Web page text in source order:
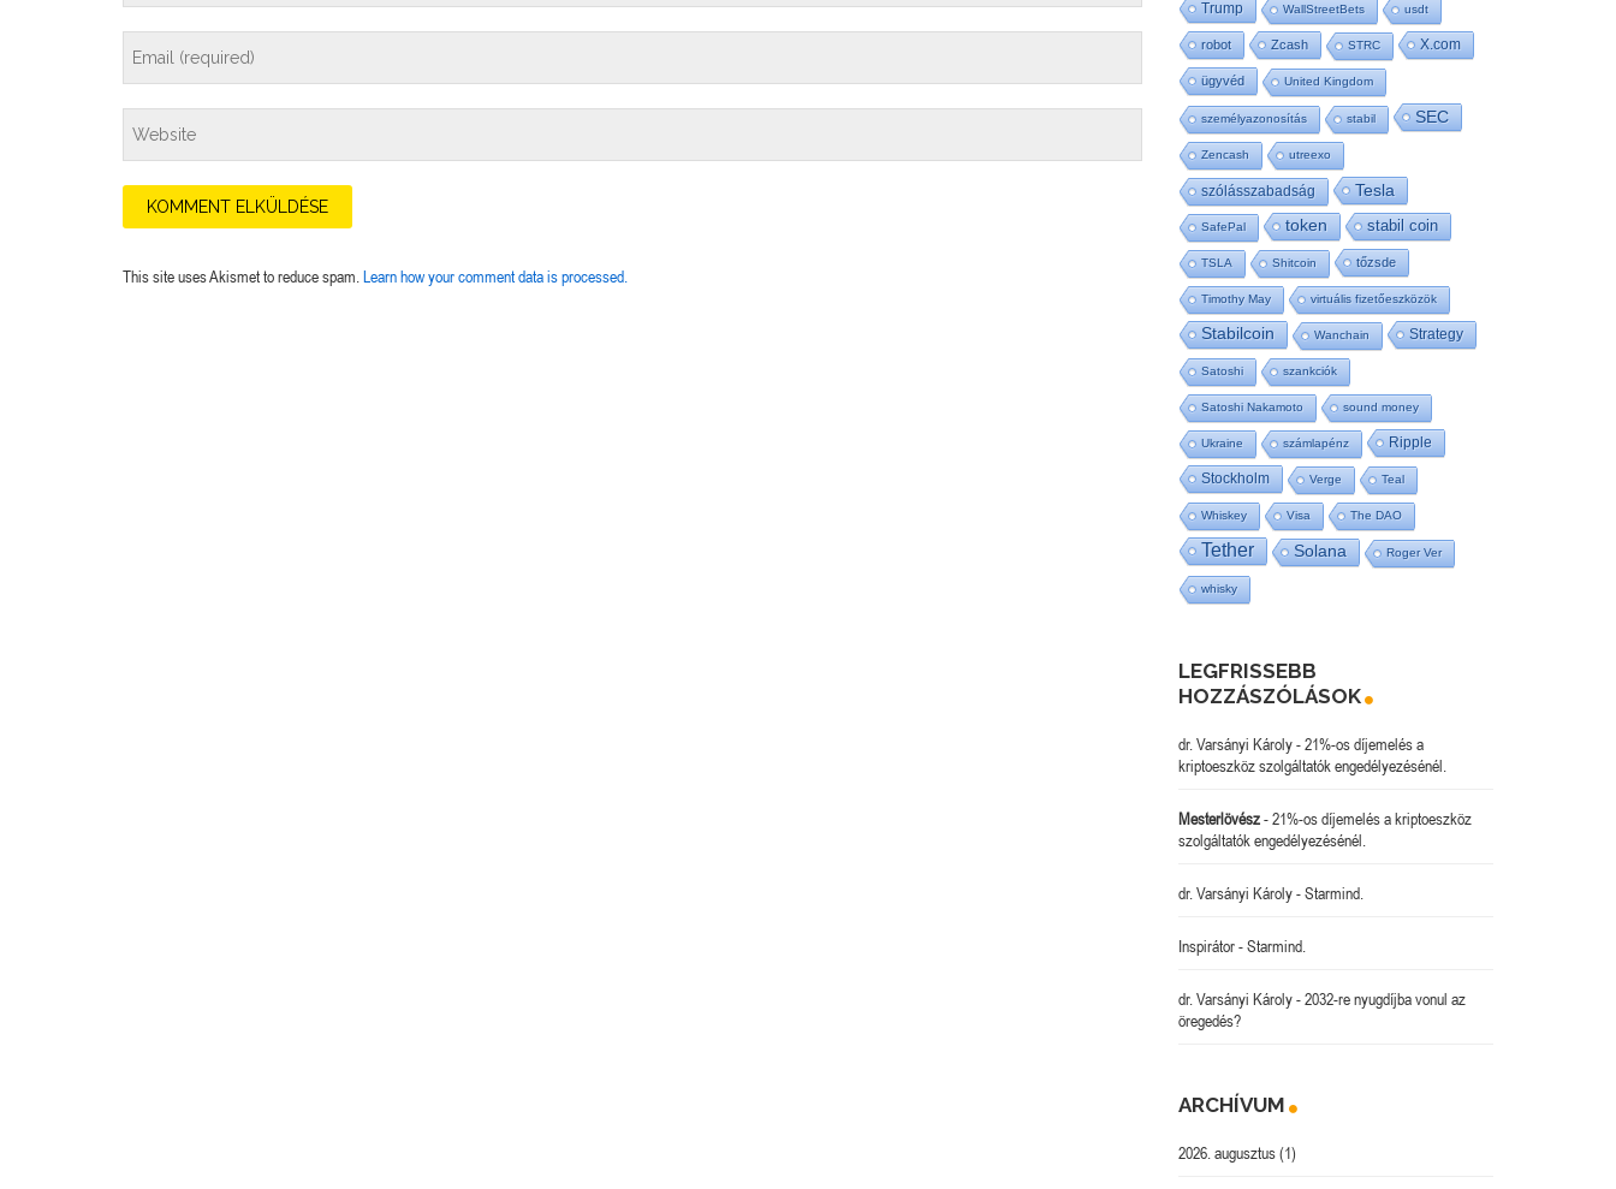
This site uses Akismet to reduce spam. Learn how your comment data is processed.
Trump WallStreetBets usdt
robot Zcash STRC X.com
ügyvéd United Kingdom
személyazonosítás stabil SEC
Zencash utreexo
szólásszabadság Tesla
SafePal token stabil coin
TSLA Shitcoin tőzsde
Timothy May virtuális fizetőeszközök
Stabilcoin Wanchain Strategy
Satoshi szankciók
Satoshi Nakamoto sound money
Ukraine számlapénz Ripple
Stockholm Verge Teal
Whiskey Visa The DAO
Tether Solana Roger Ver
whisky
LEGFRISSEBB
HOZZÁSZÓLÁSOK
dr. Varsányi Károly-21%-os díjemelés a
kriptoeszköz szolgáltatók engedélyezésénél.
Mesterlövész-21%-os díjemelés a kriptoeszköz
szolgáltatók engedélyezésénél.
dr. Varsányi Károly-Starmind.
Inspirátor-Starmind.
dr. Varsányi Károly-2032-re nyugdíjba vonul az
öregedés?
ARCHÍVUM
2026. augusztus(1)